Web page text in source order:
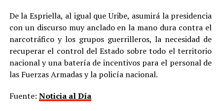
De la Espriella, al igual que Uribe, asumirá la presidencia
con un discurso muy anclado en la mano dura contra el
narcotráfico y los grupos guerrilleros, la necesidad de
recuperar el control del Estado sobre todo el territorio
nacional y una batería de incentivos para el personal de
las Fuerzas Armadas y la policía nacional.
Fuente: Noticia al Día